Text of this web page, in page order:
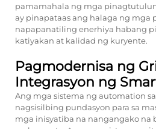
pamamahala ng mga
ay pinapataas ang halaga ng mga
napapanatiling enerhiya habang
katiyakan at kalidad ng kuryente.
Pagmodernisa ng
Integrasyon ng
Ang mga sistema ng automation
nagsisilbing pundasyon para sa
mga inisyatiba na nangangako na